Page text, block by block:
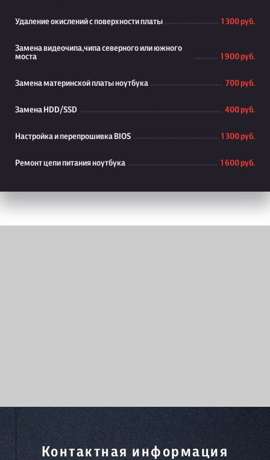
Удаление окислений с поверхности платы 1 300 руб.
Замена видеочипа,чипа северного или южного
моста
1 900 руб.
Замена материнской платы ноутбука 700 руб.
Замена HDD/SSD 400 руб.
Настройка и перепрошивка BIOS 1 300 руб.
Ремонт цепи питания ноутбука 1 600 руб.
Контактная информация